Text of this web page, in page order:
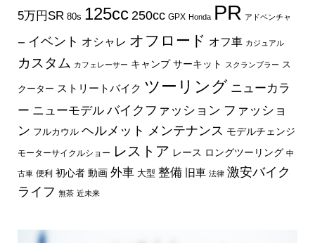
5万円SR 80s 125cc 250cc GPX Honda PR アドベンチャ
ー イベント オシャレ オフロード オフ車 カジュアル
カスタム カフェレーサー キャンプ サーキット スクランブラー ス
クーター ストリートバイク ツーリング ニューカラ
ー ニューモデル バイクファッション ファッショ
ン フルカウル ヘルメット メンテナンス モデルチェンジ
モーターサイクルショー レストア レース ロングツーリング 中
古車 便利 初心者 動画 外車 大型 整備 旧車 法律 激安バイク
ライフ 無茶 近未来